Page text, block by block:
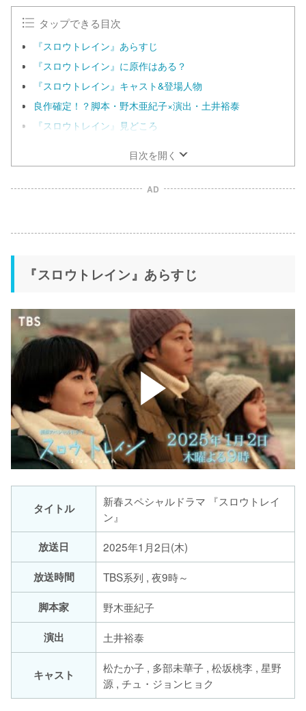
タップできる目次
『スロウトレイン』あらすじ
『スロウトレイン』に原作はある？
『スロウトレイン』キャスト&登場人物
良作確定！？脚本・野木亜紀子×演出・土井裕泰
『スロウトレイン』見どころ
目次を開く
AD
『スロウトレイン』あらすじ
タイトル
新春スペシャルドラマ 『スロウトレイ
ン』
放送日
2025年1月2日(木)
放送時間
TBS系列 , 夜9時～
脚本家
野木亜紀子
演出
土井裕泰
キャスト
松たか子 , 多部未華子 , 松坂桃李 , 星野
源 , チュ・ジョンヒョク